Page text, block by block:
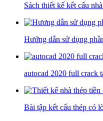
Sách thiết kế kết cấu
Hướng dẫn sử dụng
autocad 2020 full crack
Bài tập kết cấu thép có